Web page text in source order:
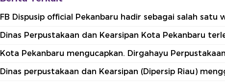
FB Dispusip official Pekanbaru hadir sebagai salah
Dinas Perpustakaan dan Kearsipan Kota Pekanbaru
Kota Pekanbaru mengucapkan. Dirgahayu
Dinas perpustakaan dan Kearsipan (Dipersip Riau)